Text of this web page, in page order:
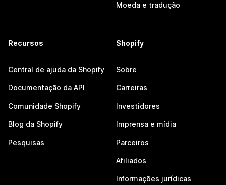
Moeda e tradução
Recursos
Central de ajuda da Shopify
Documentação da API
Comunidade Shopify
Blog da Shopify
Pesquisas
Shopify
Sobre
Carreiras
Investidores
Imprensa e mídia
Parceiros
Afiliados
Informações jurídicas